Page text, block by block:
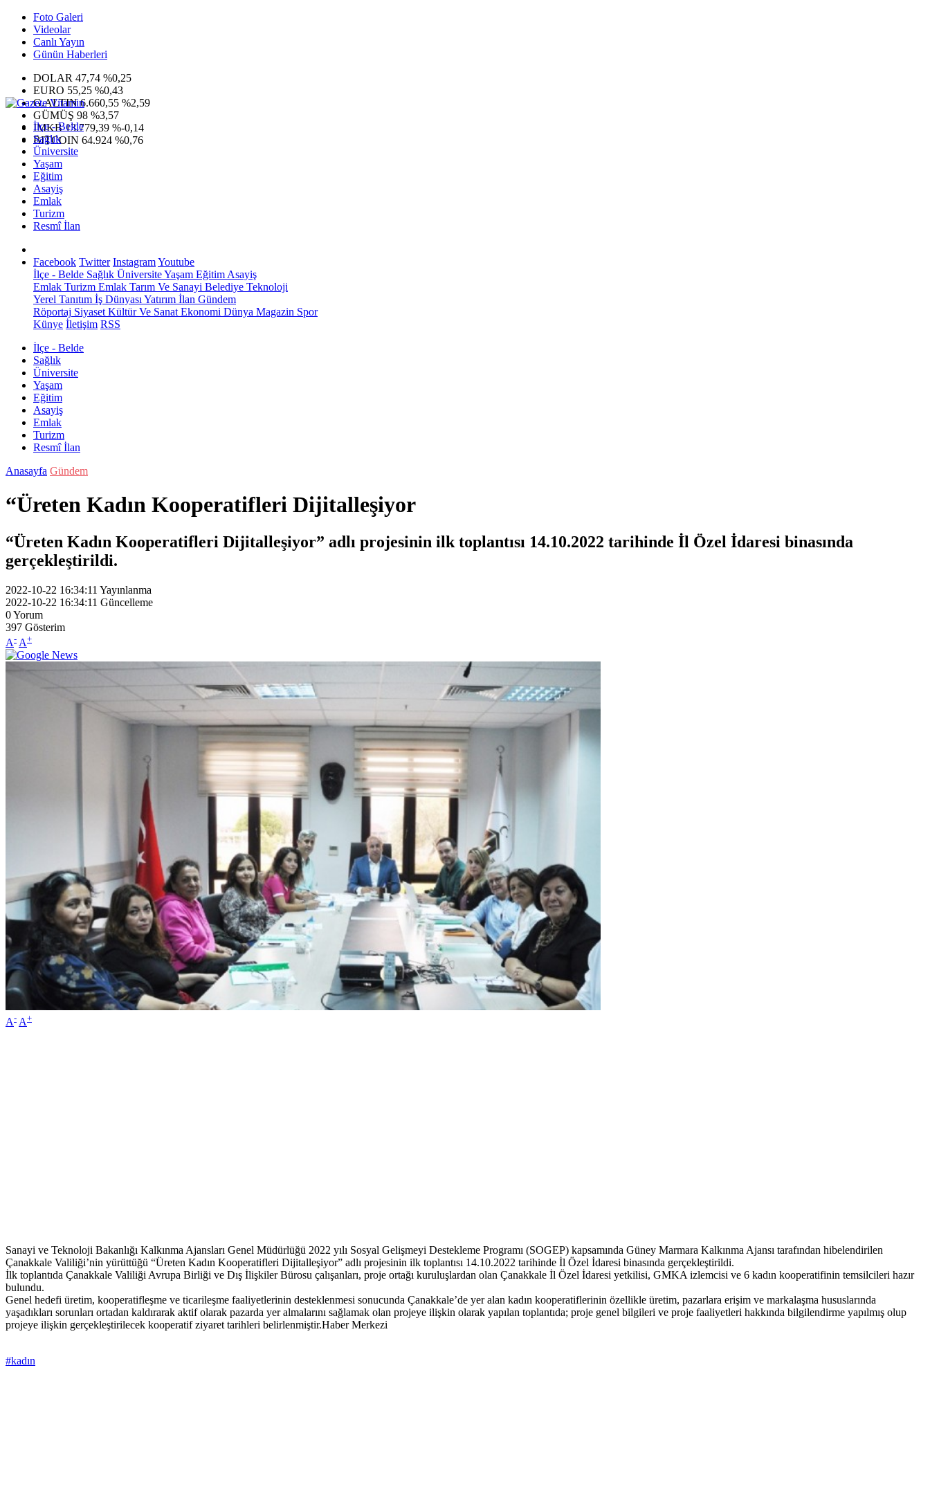
Foto Galeri
Videolar
Canlı Yayın
Günün Haberleri
DOLAR 47,74 %0,25
EURO 55,25 %0,43
G.ALTIN6.660,55 %2,59
GÜMÜŞ 98 %3,57
IMKB13.779,39 %-0,14
BITCOIN 64.924 %0,76
İlçe - Belde
Sağlık
Üniversite
Yaşam
Eğitim
Asayiş
Emlak
Turizm
Resmî İlan
Facebook Twitter InstagramYoutube
İlçe - Belde Sağlık ÜniversiteYaşam Eğitim Asayiş
Emlak Turizm Emlak Tarım Ve Sanayi Belediye Teknoloji
Yerel Tanıtım İş Dünyası Yatırım İlan Gündem
Röportaj Siyaset Kültür Ve Sanat Ekonomi Dünya Magazin Spor
Künye İletişim RSS
İlçe - Belde
Sağlık
Üniversite
Yaşam
Eğitim
Asayiş
Emlak
Turizm
Resmî İlan
Anasayfa Gündem
“Üreten Kadın Kooperatifleri Dijitalleşiyor
“Üreten Kadın Kooperatifleri Dijitalleşiyor” adlı projesinin ilk toplantısı 14.10.2022 tarihinde İl Özel İdaresi binasında
gerçekleştirildi.
2022-10-22 16:34:11 Yayınlanma
2022-10-22 16:34:11 Güncelleme
0Yorum
397 Gösterim
A- A+
A- A+
Sanayi ve Teknoloji Bakanlığı Kalkınma Ajansları Genel Müdürlüğü 2022 yılı Sosyal Gelişmeyi Destekleme Programı (SOGEP) kapsamında Güney Marmara Kalkınma Ajansı tarafından hibelendirilen
Çanakkale Valiliği’nin yürüttüğü “Üreten Kadın Kooperatifleri Dijitalleşiyor” adlı projesinin ilk toplantısı 14.10.2022 tarihinde İl Özel İdaresi binasında gerçekleştirildi.
İlk toplantıda Çanakkale Valiliği Avrupa Birliği ve Dış İlişkiler Bürosu çalışanları, proje ortağı kuruluşlardan olan Çanakkale İl Özel İdaresi yetkilisi, GMKA izlemcisi ve 6 kadın kooperatifinin temsilcileri hazır
bulundu.
Genel hedefi üretim, kooperatifleşme ve ticarileşme faaliyetlerinin desteklenmesi sonucunda Çanakkale’de yer alan kadın kooperatiflerinin özellikle üretim, pazarlara erişim ve markalaşma hususlarında
yaşadıkları sorunları ortadan kaldırarak aktif olarak pazarda yer almalarını sağlamak olan projeye ilişkin olarak yapılan toplantıda; proje genel bilgileri ve proje faaliyetleri hakkında bilgilendirme yapılmış olup
projeye ilişkin gerçekleştirilecek kooperatif ziyaret tarihleri belirlenmiştir.Haber Merkezi
#kadın